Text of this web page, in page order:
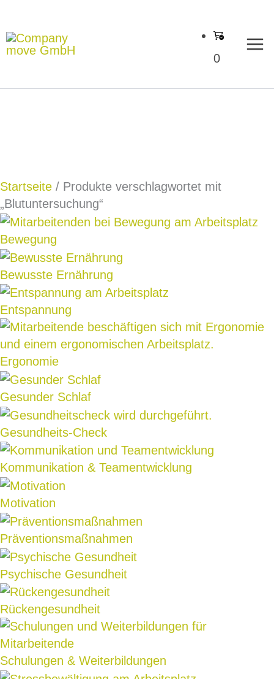
springen
0
Startseite / Produkte verschlagwortet mit
„Blutuntersuchung“
Bewegung
Bewusste Ernährung
Entspannung
Ergonomie
Gesunder Schlaf
Gesundheits-Check
Kommunikation & Team­entwicklung
Motivation
Präventions­maßnahmen
Psychische Gesundheit
Rückengesundheit
Schulungen & Weiterbildungen